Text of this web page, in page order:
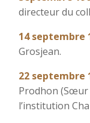
directeur du
14 septembre
Grosjean.
22 septembre
Prodhon (Sœur
l’institution